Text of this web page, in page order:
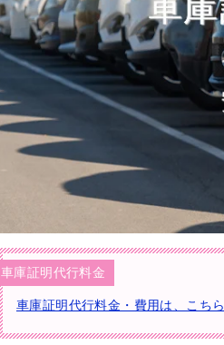
車庫証明代行料金
車庫証明代行料金・費用は、こちら